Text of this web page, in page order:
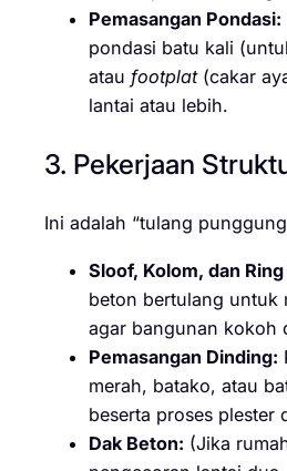
Pemasangan Pondasi:
pondasi batu kali
atau footplat(cakar
lantai atau lebih.
3. Pekerjaan
Ini adalah “tulang
Sloof, Kolom, dan
beton bertulang untuk
agar bangunan kokoh
Pemasangan Dinding:
merah, batako, atau
beserta proses plester
Dak Beton: (Jika